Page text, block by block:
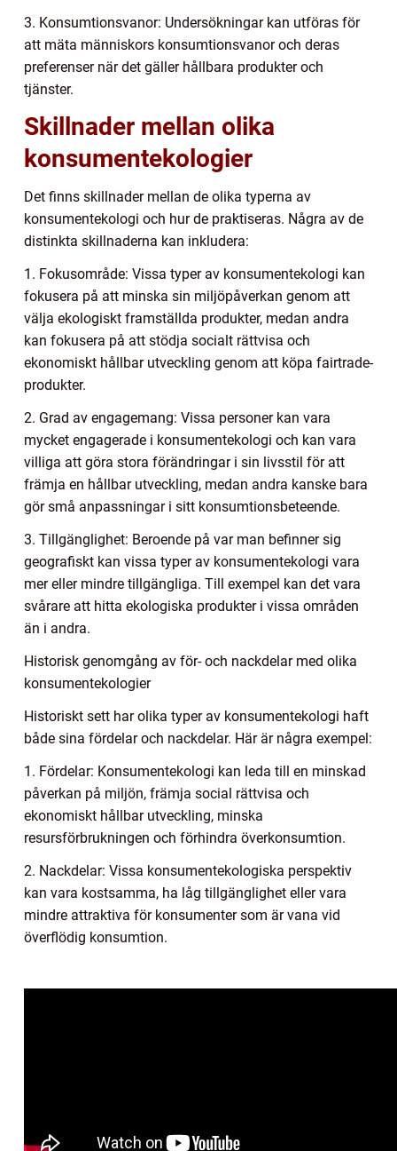
3. Konsumtionsvanor: Undersökningar kan utföras för
att mäta människors konsumtionsvanor och deras
preferenser när det gäller hållbara produkter och
tjänster.
Skillnader mellan olika
konsumentekologier
Det finns skillnader mellan de olika typerna av
konsumentekologi och hur de praktiseras. Några av de
distinkta skillnaderna kan inkludera:
1. Fokusområde: Vissa typer av konsumentekologi kan
fokusera på att minska sin miljöpåverkan genom att
välja ekologiskt framställda produkter, medan andra
kan fokusera på att stödja socialt rättvisa och
ekonomiskt hållbar utveckling genom att köpa fairtrade-
produkter.
2. Grad av engagemang: Vissa personer kan vara
mycket engagerade i konsumentekologi och kan vara
villiga att göra stora förändringar i sin livsstil för att
främja en hållbar utveckling, medan andra kanske bara
gör små anpassningar i sitt konsumtionsbeteende.
3. Tillgänglighet: Beroende på var man befinner sig
geografiskt kan vissa typer av konsumentekologi vara
mer eller mindre tillgängliga. Till exempel kan det vara
svårare att hitta ekologiska produkter i vissa områden
än i andra.
Historisk genomgång av för- och nackdelar med olika
konsumentekologier
Historiskt sett har olika typer av konsumentekologi haft
både sina fördelar och nackdelar. Här är några exempel:
1. Fördelar: Konsumentekologi kan leda till en minskad
påverkan på miljön, främja social rättvisa och
ekonomiskt hållbar utveckling, minska
resursförbrukningen och förhindra överkonsumtion.
2. Nackdelar: Vissa konsumentekologiska perspektiv
kan vara kostsamma, ha låg tillgänglighet eller vara
mindre attraktiva för konsumenter som är vana vid
överflödig konsumtion.